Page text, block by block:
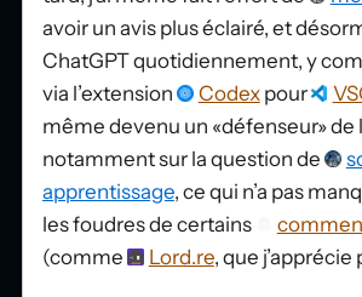
avoir un avis plus éclairé, et
ChatGPT quotidiennement, y
via l’extension
Codexpour
même devenu un «défenseur» de
notamment sur la question de
apprentissage, ce qui n’a pas
les foudres de certains
(comme
Lord.re, que j’apprécie